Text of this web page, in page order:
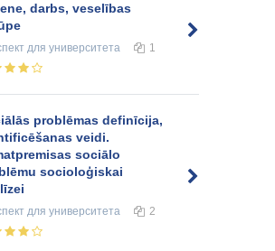
darbs, veselības
для университета 1
problēmas definīcija,
veidi.
sociālo
socioloģiskai
для университета 2